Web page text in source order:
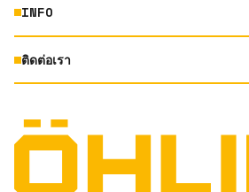
AUTOMOTIVE
ABOUT US
RACING
TERMS AND CONDITIONS
PRIVACY STATEMENT
INFO
DOCUMENT LIBRARY
TECHNOLOGY
ORIGINAL EQUIPMENT
ติดต่อเรา
INSTAGRAM
FACEBOOK